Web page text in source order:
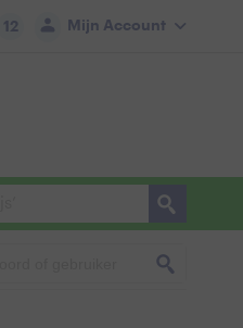
Mijn Account
12